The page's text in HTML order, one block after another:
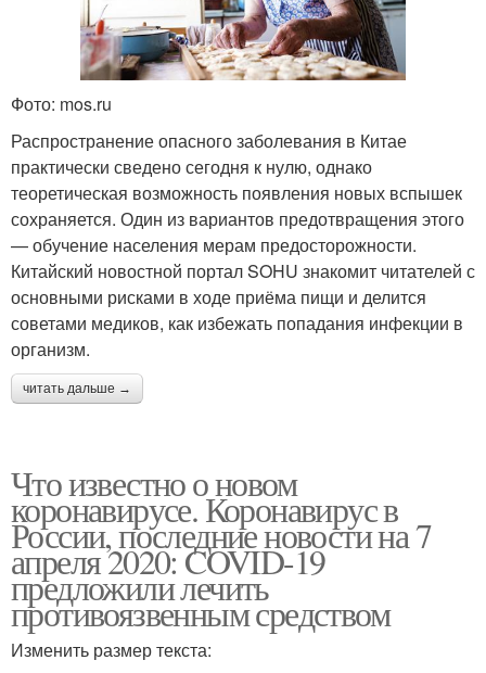
Фото: mos.ru
Распространение опасного заболевания в Китае
практически сведено сегодня к нулю, однако
теоретическая возможность появления новых вспышек
сохраняется. Один из вариантов предотвращения этого
— обучение населения мерам предосторожности.
Китайский новостной портал SOHU знакомит читателей с
основными рисками в ходе приёма пищи и делится
советами медиков, как избежать попадания инфекции в
организм.
читать дальше →
Что известно о новом
коронавирусе. Коронавирус в
России, последние новости на 7
апреля 2020: COVID-19
предложили лечить
противоязвенным средством
Изменить размер текста: